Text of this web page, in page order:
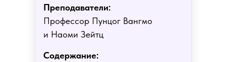
Преподаватели:
Профессор Пунцог Вангмо
и Наоми Зейтц
Содержание: